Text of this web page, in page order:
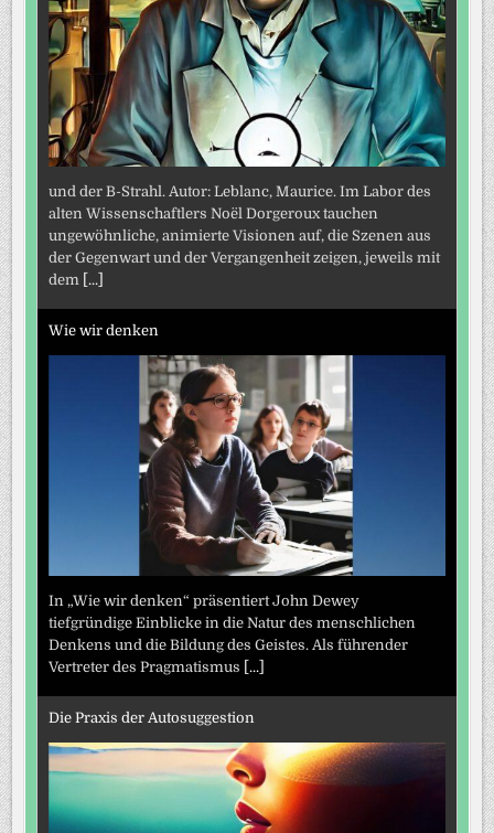
und der B-Strahl. Autor: Leblanc, Maurice. Im Labor des
alten Wissenschaftlers Noël Dorgeroux tauchen
ungewöhnliche, animierte Visionen auf, die Szenen aus
der Gegenwart und der Vergangenheit zeigen, jeweils mit
dem
[...]
Wie wir denken
In „Wie wir denken“ präsentiert John Dewey
tiefgründige Einblicke in die Natur des menschlichen
Denkens und die Bildung des Geistes. Als führender
Vertreter des Pragmatismus
[...]
Die Praxis der Autosuggestion